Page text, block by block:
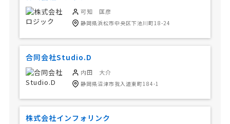
可知 匡彦
静岡県浜松市中央区下池川町18-24
合同会社Studio.D
内田 大介
静岡県沼津市我入道東町184-1
株式会社インフォリンク